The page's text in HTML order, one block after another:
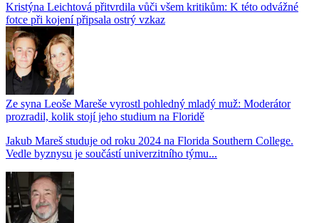
Kristýna Leichtová přitvrdila vůči všem kritikům: K této odvážné
fotce při kojení připsala ostrý vzkaz
Ze syna Leoše Mareše vyrostl pohledný mladý muž: Moderátor
prozradil, kolik stojí jeho studium na Floridě
Jakub Mareš studuje od roku 2024 na Florida Southern College.
Vedle byznysu je součástí univerzitního týmu...